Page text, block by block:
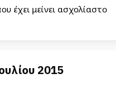
έχει μείνει ασχολίαστο
2015